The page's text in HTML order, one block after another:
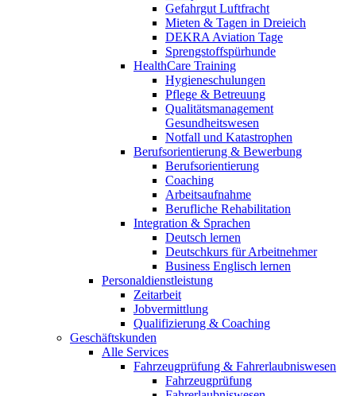
Gefahrgut Luftfracht
Mieten & Tagen in Dreieich
DEKRA Aviation Tage
Sprengstoffspürhunde
HealthCare Training
Hygieneschulungen
Pflege & Betreuung
Qualitätsmanagement
Gesundheitswesen
Notfall und Katastrophen
Berufsorientierung & Bewerbung
Berufsorientierung
Coaching
Arbeitsaufnahme
Berufliche Rehabilitation
Integration & Sprachen
Deutsch lernen
Deutschkurs für Arbeitnehmer
Business Englisch lernen
Personaldienstleistung
Zeitarbeit
Jobvermittlung
Qualifizierung & Coaching
Geschäftskunden
Alle Services
Fahrzeugprüfung & Fahrerlaubniswesen
Fahrzeugprüfung